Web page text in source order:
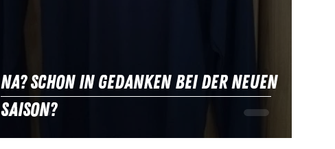
Na? Schon in Gedanken bei der neuen
Saison?